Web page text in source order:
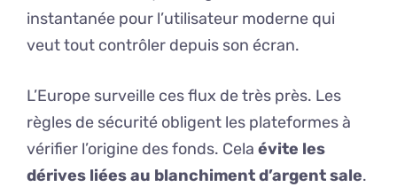
instantanée pour l’utilisateur moderne qui
veut tout contrôler depuis son écran.
L’Europe surveille ces flux de très près. Les
règles de sécurité obligent les plateformes à
vérifier l’origine des fonds. Cela évite les
dérives liées au blanchiment d’argent sale.